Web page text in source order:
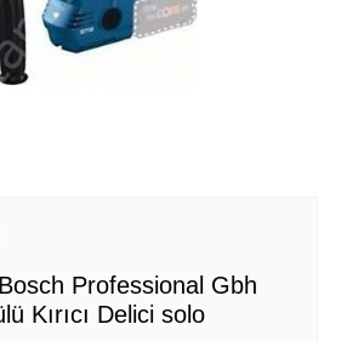
Professional Gbh
Kırıcı Delici solo